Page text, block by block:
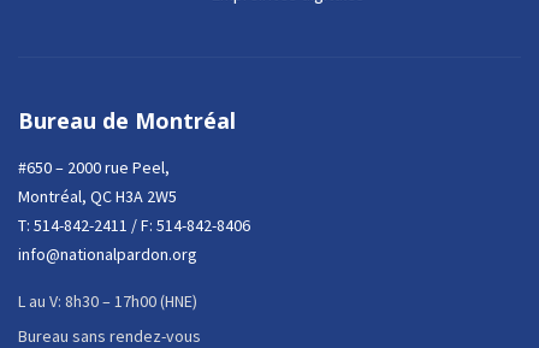
Bureau de Montréal
#650 – 2000 rue Peel,
Montréal, QC H3A 2W5
T: 514-842-2411 / F: 514-842-8406
info@nationalpardon.org
L au V: 8h30 – 17h00 (HNE)
Bureau sans rendez-vous